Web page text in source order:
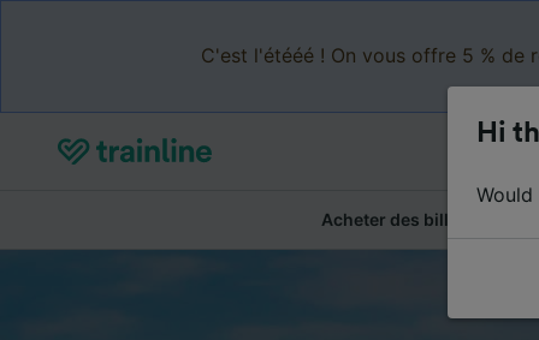
C'est l'étééé ! On vous offre 5 %
Acheter des billets
Hi